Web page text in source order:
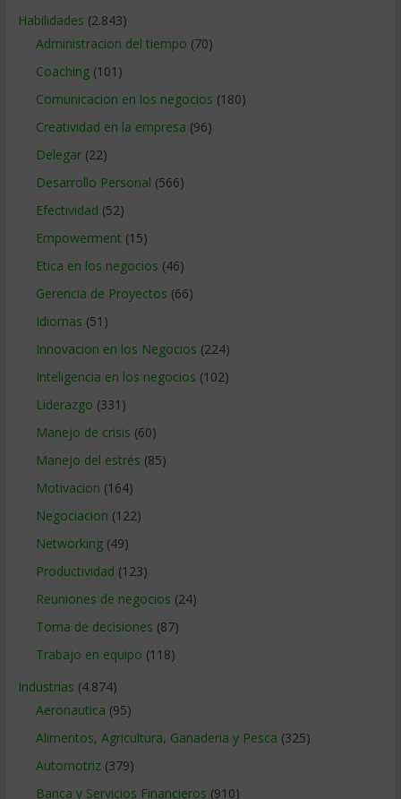
Habilidades (2.843)
Administracion del tiempo (70)
Coaching(101)
Comunicacion en los negocios (180)
Creatividad en la empresa (96)
Delegar(22)
Desarrollo Personal (566)
Efectividad (52)
Empowerment (15)
Etica en los negocios (46)
Gerencia de Proyectos (66)
Idiomas (51)
Innovacion en los Negocios (224)
Inteligencia en los negocios (102)
Liderazgo (331)
Manejo de crisis (60)
Manejo del estrés (85)
Motivacion (164)
Negociacion (122)
Networking(49)
Productividad (123)
Reuniones de negocios (24)
Toma de decisiones (87)
Trabajo en equipo (118)
Industrias (4.874)
Aeronautica (95)
Alimentos, Agricultura, Ganaderia y Pesca (325)
Automotriz(379)
Banca y Servicios Financieros (910)